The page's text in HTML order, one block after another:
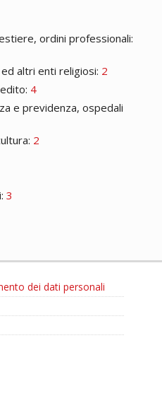
ordini professionali:
altri enti religiosi: 2
4
e previdenza, ospedali
2
3
dei dati personali